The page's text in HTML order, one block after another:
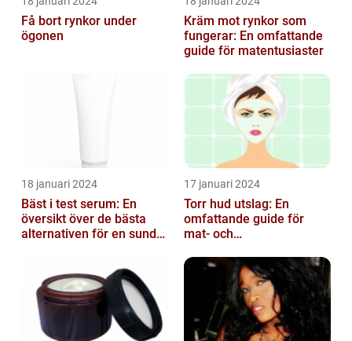
Få bort rynkor under
ögonen
Kräm mot rynkor som
fungerar: En omfattande
guide för matentusiaster
18 januari 2024
Bäst i test serum: En
översikt över de bästa
alternativen för en sund
17 januari 2024
Torr hud utslag: En
omfattande guide för
mat- och